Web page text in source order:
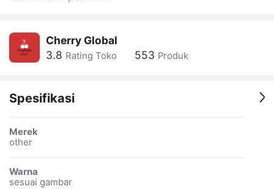
Cherry Global
3.8 Rating Toko 553 Produk
Spesifikasi
Merek
other
Warna
sesuai gambar